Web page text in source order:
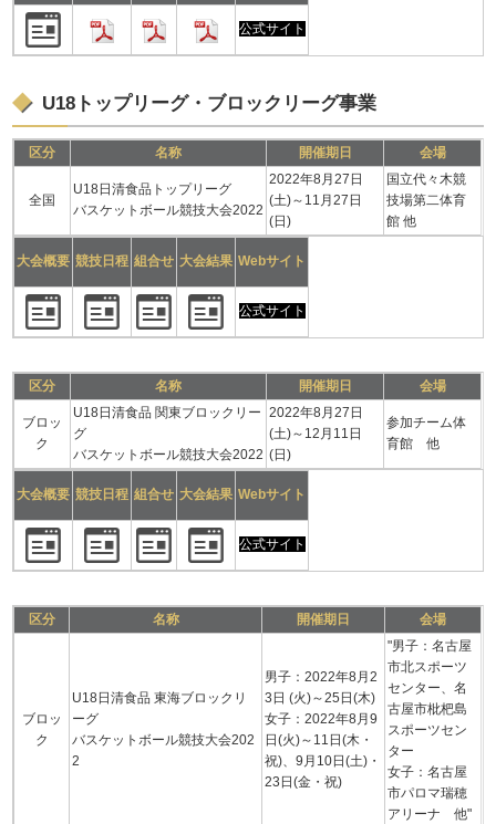
公式サイト
U18トップリーグ・ブロックリーグ事業
区分 名称 開催期日 会場
全国
U18日清食品トップリーグ
バスケットボール競技大会2022
2022年8月27日
(土)～11月27日
(日)
国立代々木競
技場第二体育
館 他
大会概要 競技日程 組合せ 大会結果 Webサイト
公式サイト
区分 名称 開催期日 会場
ブロッ
ク
U18日清食品 関東ブロックリー
グ
バスケットボール競技大会2022
2022年8月27日
(土)～12月11日
(日)
参加チーム体
育館 他
大会概要 競技日程 組合せ 大会結果 Webサイト
公式サイト
区分 名称 開催期日 会場
ブロッ
ク
U18日清食品 東海ブロックリ
ーグ
バスケットボール競技大会202
2
男子：2022年8月2
3日 (火)～25日(木)
女子：2022年8月9
日(火)～11日(木・
祝)、9月10日(土)・
23日(金・祝)
"男子：名古屋
市北スポーツ
センター、名
古屋市枇杷島
スポーツセン
ター
女子：名古屋
市パロマ瑞穂
アリーナ 他"